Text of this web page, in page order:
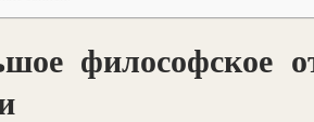
философское